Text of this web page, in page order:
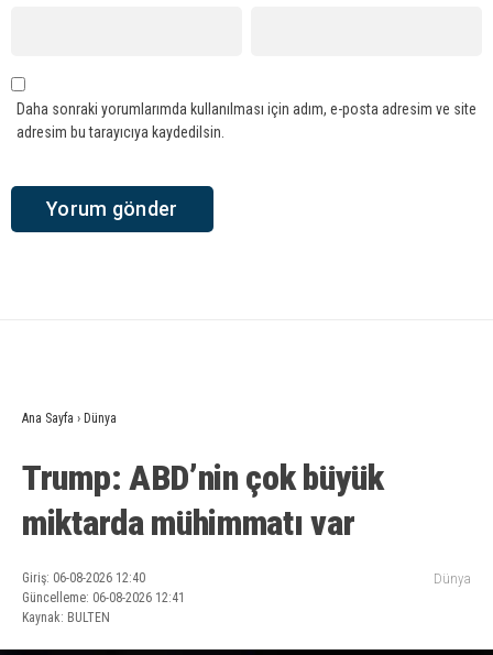
Daha sonraki yorumlarımda kullanılması için adım, e-posta adresim ve site
adresim bu tarayıcıya kaydedilsin.
Ana Sayfa › Dünya
Trump: ABD’nin çok büyük
miktarda mühimmatı var
Giriş: 06-08-2026 12:40
Güncelleme: 06-08-2026 12:41
Kaynak: BULTEN
Dünya